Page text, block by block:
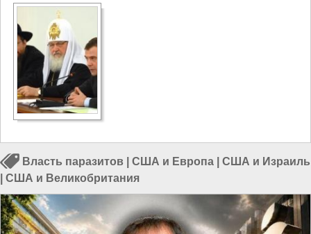
Власть паразитов США и Европа
США и Израиль
США и Великобритания